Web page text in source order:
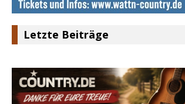
Letzte Beiträge